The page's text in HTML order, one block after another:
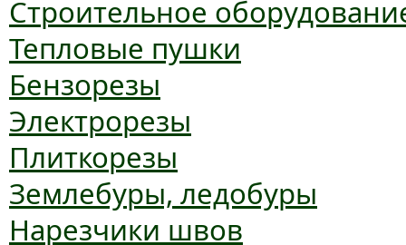
Строительное
Тепловые пушки
Бензорезы
Электрорезы
Плиткорезы
Землебуры, ледобуры
Нарезчики швов